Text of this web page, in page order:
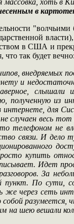
в
в США и
так будет
внедряемых
и
полученную из
для
случаен весь
телефоном не
связи. И дело
купить
Идет
За
По сути,
же через сеть
разумеется,
на шею вешали